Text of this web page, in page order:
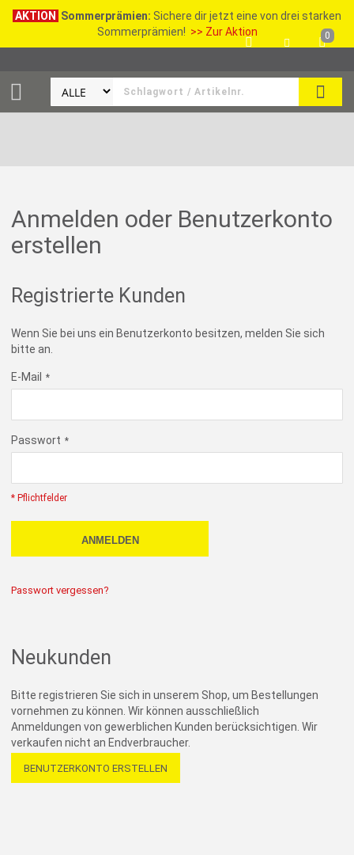
AKTION Sommerprämien: Sichere dir jetzt eine von drei starken
Sommerprämien! >> Zur Aktion 0
Anmelden oder Benutzerkonto
erstellen
Registrierte Kunden
Wenn Sie bei uns ein Benutzerkonto besitzen, melden Sie sich
bitte an.
E-Mail
Passwort
* Pflichtfelder
ANMELDEN
Passwort vergessen?
Neukunden
Bitte registrieren Sie sich in unserem Shop, um Bestellungen
vornehmen zu können. Wir können ausschließlich
Anmeldungen von gewerblichen Kunden berücksichtigen. Wir
verkaufen nicht an Endverbraucher.
BENUTZERKONTO ERSTELLEN